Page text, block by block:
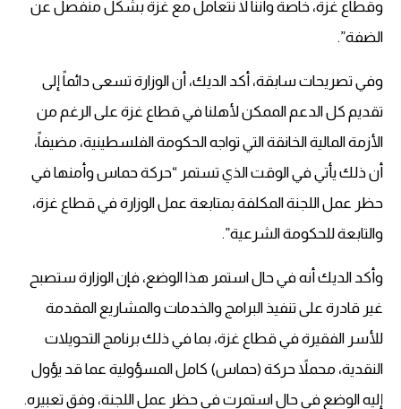
وقطاع غزة، خاصة وأننا لا نتعامل مع غزة بشكل منفصل عن
الضفة”.
وفي تصريحات سابقة، أكد الديك، أن الوزارة تسعى دائماً إلى
تقديم كل الدعم الممكن لأهلنا في قطاع غزة على الرغم من
الأزمة المالية الخانقة التي تواجه الحكومة الفلسطينية، مضيفاً،
أن ذلك يأتي في الوقت الذي تستمر “حركة حماس وأمنها في
حظر عمل اللجنة المكلفة بمتابعة عمل الوزارة في قطاع غزة،
والتابعة للحكومة الشرعية”.
وأكد الديك أنه في حال استمر هذا الوضع، فإن الوزارة ستصبح
غير قادرة على تنفيذ البرامج والخدمات والمشاريع المقدمة
للأسر الفقيرة في قطاع غزة، بما في ذلك برنامج التحويلات
النقدية، محملاً حركة (حماس) كامل المسؤولية عما قد يؤول
إليه الوضع في حال استمرت في حظر عمل اللجنة، وفق تعبيره.